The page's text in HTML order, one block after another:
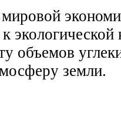
экологической
объемов
земли.